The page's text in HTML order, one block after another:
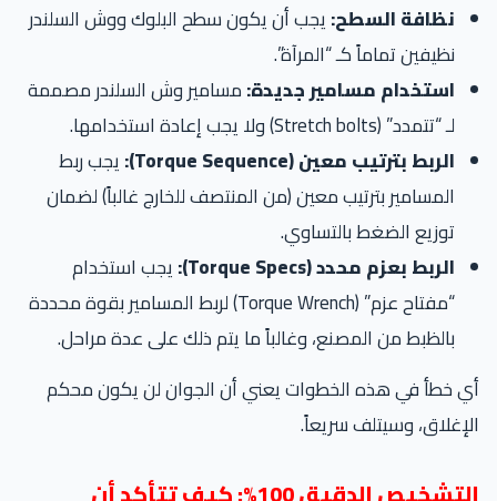
نظافة السطح:يجب أن يكون سطح البلوك ووش السلندر
نظيفين تماماً كـ “المرآة”.
استخدام مسامير جديدة:مسامير وش السلندر مصممة
لـ “تتمدد” (Stretch bolts) ولا يجب إعادة استخدامها.
الربط بترتيب معين (Torque Sequence):
يجب ربط
المسامير بترتيب معين (من المنتصف للخارج غالباً) لضمان
توزيع الضغط بالتساوي.
الربط بعزم محدد (Torque Specs):
يجب استخدام
“مفتاح عزم” (Torque Wrench) لربط المسامير بقوة محددة
بالظبط من المصنع، وغالباً ما يتم ذلك على عدة مراحل.
خطأ في هذه الخطوات يعني أن الجوان لن يكون محكم
وسيتلف سريعاً.